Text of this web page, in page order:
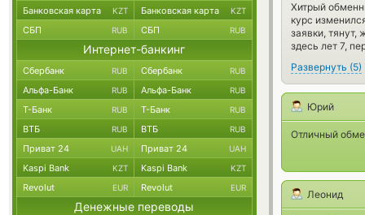
Хитрый
курс
заявки,
здесь лет 7,
Развернуть (5)
Юрий
Отличный
Леонид
Банковская карта KZT Банковская карта KZT
СБП RUB СБП RUB
Интернет-банкинг
Сбербанк RUB Сбербанк RUB
Альфа-Банк RUB Альфа-Банк RUB
Т-Банк RUB Т-Банк RUB
ВТБ RUB ВТБ RUB
Приват 24 UAH Приват 24 UAH
Kaspi Bank KZT Kaspi Bank KZT
Revolut EUR Revolut EUR
Денежные переводы